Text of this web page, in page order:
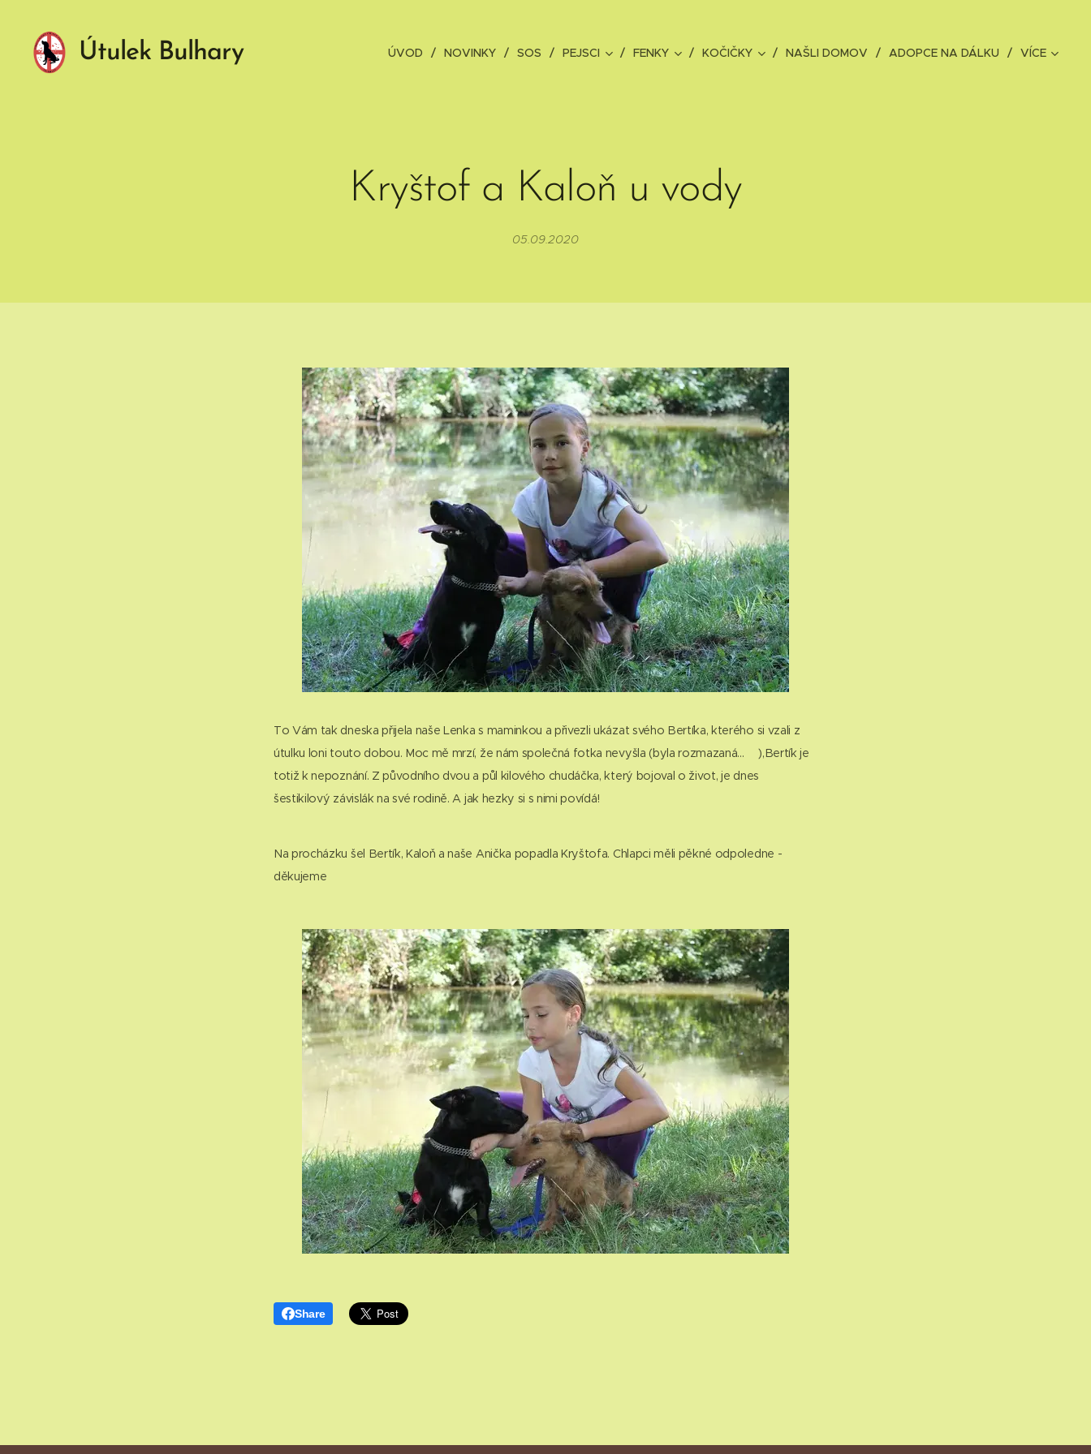
Útulek Bulhary ÚVOD NOVINKY SOS PEJSCI FENKY KOČIČKY NAŠLI DOMOV ADOPCE NA DÁLKU VÍCE
Kryštof a Kaloň u vody
05.09.2020
To Vám tak dneska přijela naše Lenka s maminkou a přivezli ukázat svého Bertíka, kterého si vzali z
útulku loni touto dobou. Moc mě mrzí, že nám společná fotka nevyšla (byla rozmazaná...☹),Bertík je
totiž k nepoznání. Z původního dvou a půl kilového chudáčka, který bojoval o život, je dnes
šestikilový závislák na své rodině. A jak hezky si s nimi povídá!
Na procházku šel Bertík, Kaloň a naše Anička popadla Kryštofa. Chlapci měli pěkné odpoledne -
děkujeme 😊
Share